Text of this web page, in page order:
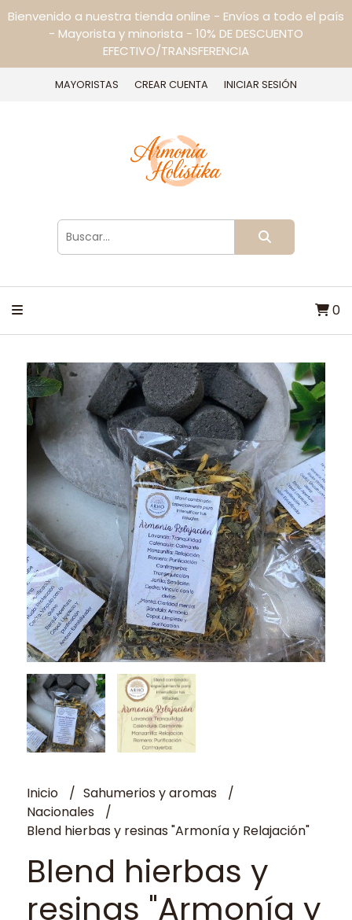
Bienvenido a nuestra tienda online - Envíos a todo el país
- Mayorista y minorista - 10% DE DESCUENTO
EFECTIVO/TRANSFERENCIA
MAYORISTAS CREAR CUENTA INICIAR SESIÓN
0
Inicio
Sahumerios y aromas
Nacionales
Blend hierbas y resinas "Armonía y Relajación"
Blend hierbas y
resinas "Armonía y